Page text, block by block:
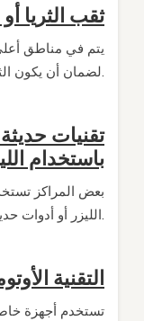
ثقب الثريا
يتم في مناطق
لضمان أن يكون الثقب مناسبًا لتصميمات المجوهرات.
تقنيات
باستخدام
بعض المراكز
الليزر أو أدوات حديثة تتيح تجربة أقل ألمًا وأسرع شفاءً.
التقنية
تستخدم أجهزة